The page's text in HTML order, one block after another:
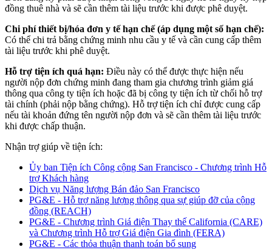
đồng thuê nhà và sẽ cần thêm tài liệu trước khi được phê duyệt.
Chi phí thiết bị/hóa đơn y tế hạn chế (áp dụng một số hạn chế):
Có thể chi trả bằng chứng minh nhu cầu y tế và cần cung cấp thêm
tài liệu trước khi phê duyệt.
Hỗ trợ tiện ích quá hạn: Điều này có thể được thực hiện nếu
người nộp đơn chứng minh đang tham gia chương trình giảm giá
thông qua công ty tiện ích hoặc đã bị công ty tiện ích từ chối hỗ trợ
tài chính (phải nộp bằng chứng). Hỗ trợ tiện ích chỉ được cung cấp
nếu tài khoản đứng tên người nộp đơn và sẽ cần thêm tài liệu trước
khi được chấp thuận.
Nhận trợ giúp về tiện ích:
Ủy ban Tiện ích Công cộng San Francisco - Chương trình Hỗ
trợ Khách hàng
Dịch vụ Năng lượng Bán đảo San Francisco
PG&E - Hỗ trợ năng lượng thông qua sự giúp đỡ của cộng
đồng (REACH)
PG&E - Chương trình Giá điện Thay thế California (CARE)
và Chương trình Hỗ trợ Giá điện Gia đình (FERA)
PG&E - Các thỏa thuận thanh toán bổ sung